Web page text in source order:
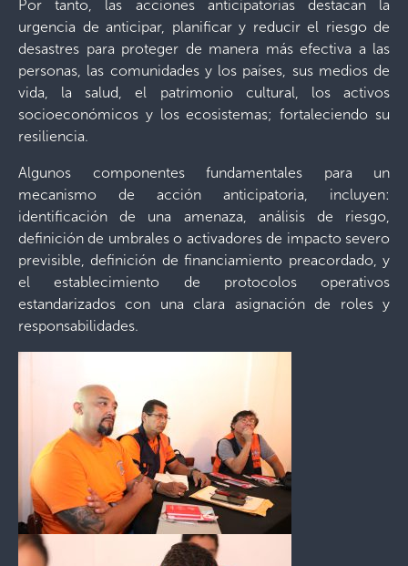
Por tanto, las acciones anticipatorias destacan la
urgencia de anticipar, planificar y reducir el riesgo de
desastres para proteger de manera más efectiva a las
personas, las comunidades y los países, sus medios de
vida, la salud, el patrimonio cultural, los activos
socioeconómicos y los ecosistemas; fortaleciendo su
resiliencia.
Algunos componentes fundamentales para un
mecanismo de acción anticipatoria, incluyen:
identificación de una amenaza, análisis de riesgo,
definición de umbrales o activadores de impacto severo
previsible, definición de financiamiento preacordado, y
el establecimiento de protocolos operativos
estandarizados con una clara asignación de roles y
responsabilidades.